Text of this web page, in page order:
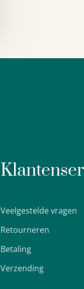
Veelgestelde vragen
Retourneren
Betaling
Verzending